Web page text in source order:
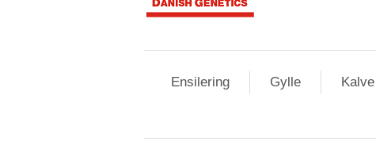
Ensilering Gylle Kalve